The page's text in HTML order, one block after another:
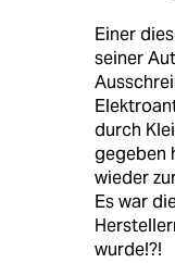
Einer
seiner
durch
gegeben
wieder
Es war
wurde!?!